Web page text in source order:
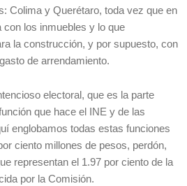
Colima y Querétaro, toda vez que en
los inmuebles y lo que
la construcción, y por supuesto, con
de arrendamiento.
electoral, que es la parte
que hace el INE y de las
englobamos todas estas funciones
ciento millones de pesos, perdón,
representan el 1.97 por ciento de la
por la Comisión.